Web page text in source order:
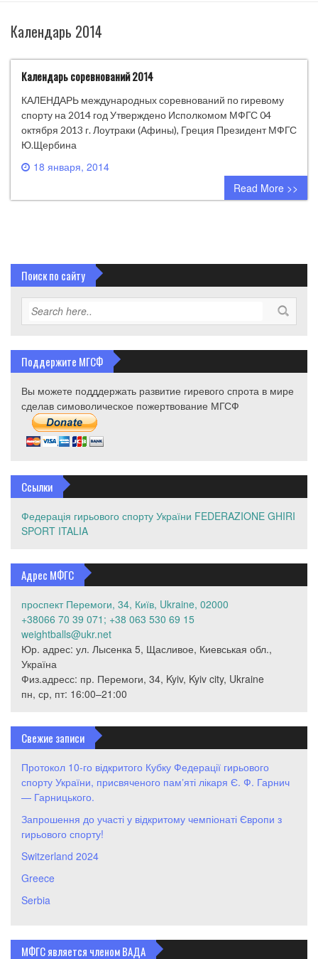
Календарь 2014
Календарь соревнований 2014
КАЛЕНДАРЬ международных соревнований по гиревому
спорту на 2014 год Утверждено Исполкомом МФГС 04
октября 2013 г. Лоутраки (Афины), Греция Президент МФГС
Ю.Щербина
18 января, 2014
0 comment
Read More >>
Поиск по сайту
Поддержите МГСФ
Вы можете подддержать развитие гиревого спрота в мире
сделав симоволическое пожертвование МГСФ
Ссылки
Федерація гирьового спорту України FEDERAZIONE GHIRI
SPORT ITALIA
Адрес МФГС
проспект Перемоги, 34, Київ, Ukraine, 02000
+38066 70 39 071; +38 063 530 69 15
weightballs@ukr.net
Юр. адрес: ул. Лысенка 5, Щасливое, Киевськая обл.,
Україна
Физ.адресс: пр. Перемоги, 34, Kyiv, Kyiv city, Ukraine
пн, ср, пт: 16:00–21:00
Свежие записи
Протокол 10-го відкритого Кубку Федерації гирьового
спорту України, присвяченого памʼяті лікаря Є. Ф. Гарнич
— Гарницького.
Запрошення до участі у відкритому чемпіонаті Європи з
гирьового спорту!
Switzerland 2024
Greece
Serbia
МФГС является членом ВАДА